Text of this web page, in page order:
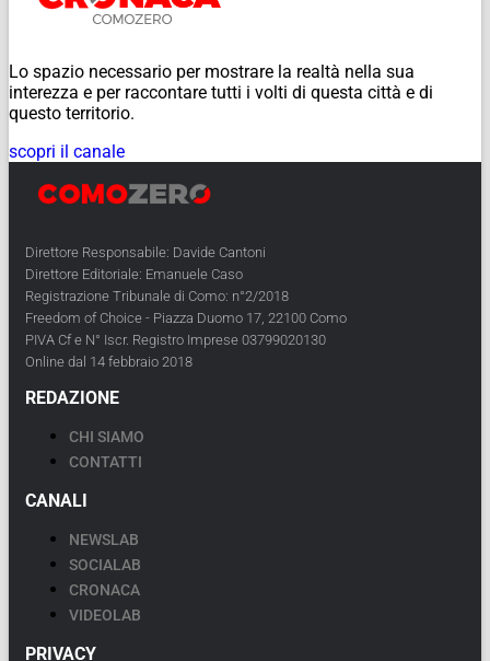
Lo spazio necessario per mostrare la realtà nella sua
interezza e per raccontare tutti i volti di questa città e di
questo territorio.
scopri il canale
Direttore Responsabile: Davide Cantoni
Direttore Editoriale: Emanuele Caso
Registrazione Tribunale di Como: n°2/2018
Freedom of Choice - Piazza Duomo 17, 22100 Como
PIVA Cf e N° Iscr. Registro Imprese 03799020130
Online dal 14 febbraio 2018
REDAZIONE
CHI SIAMO
CONTATTI
CANALI
NEWSLAB
SOCIALAB
CRONACA
VIDEOLAB
PRIVACY